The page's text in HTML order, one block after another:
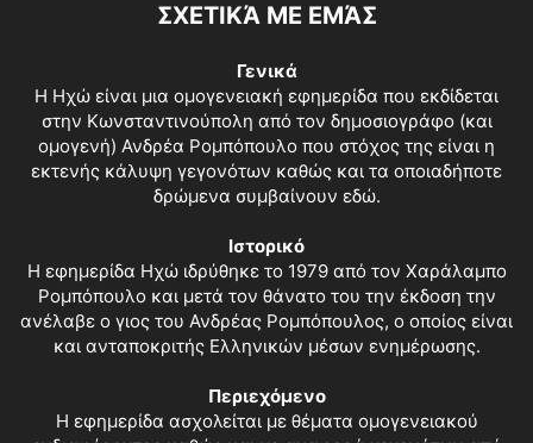
ΣΧΕΤΙΚΆ ΜΕ ΕΜΆΣ
Γενικά
Η Ηχώ είναι μια ομογενειακή εφημερίδα που εκδίδεται
στην Κωνσταντινούπολη από τον δημοσιογράφο (και
ομογενή) Ανδρέα Ρομπόπουλο που στόχος της είναι η
εκτενής κάλυψη γεγονότων καθώς και τα οποιαδήποτε
δρώμενα συμβαίνουν εδώ.
Ιστορικό
Η εφημερίδα Ηχώ ιδρύθηκε το 1979 από τον Χαράλαμπο
Ρομπόπουλο και μετά τον θάνατο του την έκδοση την
ανέλαβε ο γιος του Ανδρέας Ρομπόπουλος, ο οποίος είναι
και ανταποκριτής Ελληνικών μέσων ενημέρωσης.
Περιεχόμενο
Η εφημερίδα ασχολείται με θέματα ομογενειακού